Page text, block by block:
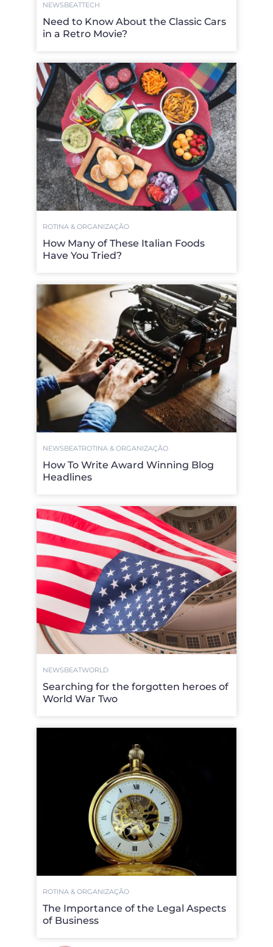
NEWSBEATTECH
Need to Know About the Classic Cars
in a Retro Movie?
ROTINA & ORGANIZAÇÃO
How Many of These Italian Foods
Have You Tried?
NEWSBEATROTINA & ORGANIZAÇÃO
How To Write Award Winning Blog
Headlines
NEWSBEATWORLD
Searching for the forgotten heroes of
World War Two
ROTINA & ORGANIZAÇÃO
The Importance of the Legal Aspects
of Business